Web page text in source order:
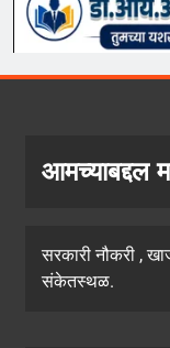
आमच्याबद्दल
सरकारी नौकरी ,
संकेतस्थळ.